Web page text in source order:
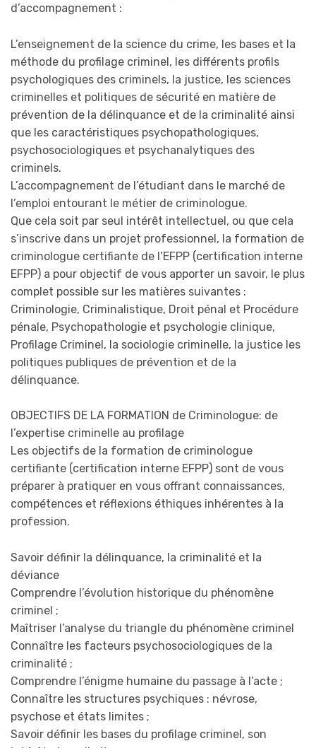
d’accompagnement :
L’enseignement de la science du crime, les bases et la
méthode du profilage criminel, les différents profils
psychologiques des criminels, la justice, les sciences
criminelles et politiques de sécurité en matière de
prévention de la délinquance et de la criminalité ainsi
que les caractéristiques psychopathologiques,
psychosociologiques et psychanalytiques des
criminels.
L’accompagnement de l’étudiant dans le marché de
l’emploi entourant le métier de criminologue.
Que cela soit par seul intérêt intellectuel, ou que cela
s’inscrive dans un projet professionnel, la formation de
criminologue certifiante de l’EFPP (certification interne
EFPP) a pour objectif de vous apporter un savoir, le plus
complet possible sur les matières suivantes :
Criminologie, Criminalistique, Droit pénal et Procédure
pénale, Psychopathologie et psychologie clinique,
Profilage Criminel, la sociologie criminelle, la justice les
politiques publiques de prévention et de la
délinquance.
OBJECTIFS DE LA FORMATION de Criminologue: de
l’expertise criminelle au profilage
Les objectifs de la formation de criminologue
certifiante (certification interne EFPP) sont de vous
préparer à pratiquer en vous offrant connaissances,
compétences et réflexions éthiques inhérentes à la
profession.
Savoir définir la délinquance, la criminalité et la
déviance
Comprendre l’évolution historique du phénomène
criminel ;
Maîtriser l’analyse du triangle du phénomène criminel
Connaître les facteurs psychosociologiques de la
criminalité ;
Comprendre l’énigme humaine du passage à l’acte ;
Connaître les structures psychiques : névrose,
psychose et états limites ;
Savoir définir les bases du profilage criminel, son